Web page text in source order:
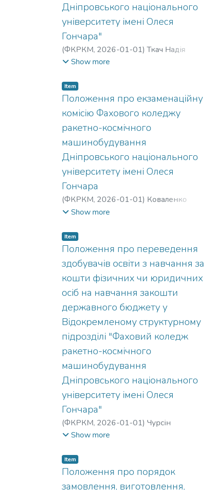
Дніпровського національного
університету імені Олеся
Гончара"
(ФКРКМ, 2026-01-01)Ткач Надія
Станіславівна
Тимофійович
Олександрівна
Show more
Item
Положення про екзаменаційну
комісію Фахового коледжу
ракетно-космічного
машинобудування
Дніпровського національного
університету імені Олеся
Гончара
(ФКРКМ, 2026-01-01) Коваленко
Олександр Сергійович
Валерія Олександрівна
Станіславівна
Show more
Item
Положення про переведення
здобувачів освіти з навчання за
кошти фізичних чи юридичних
осіб на навчання закошти
державного бюджету у
Відокремленому структурному
підрозділі "Фаховий коледж
ракетно-космічного
машинобудування
Дніпровського національного
університету імені Олеся
Гончара"
(ФКРКМ, 2026-01-01) Чурсін
Володимир Тимофійович
Олександрівна
Сергійович
Show more
Item
Положення про порядок
замовлення, виготовлення,